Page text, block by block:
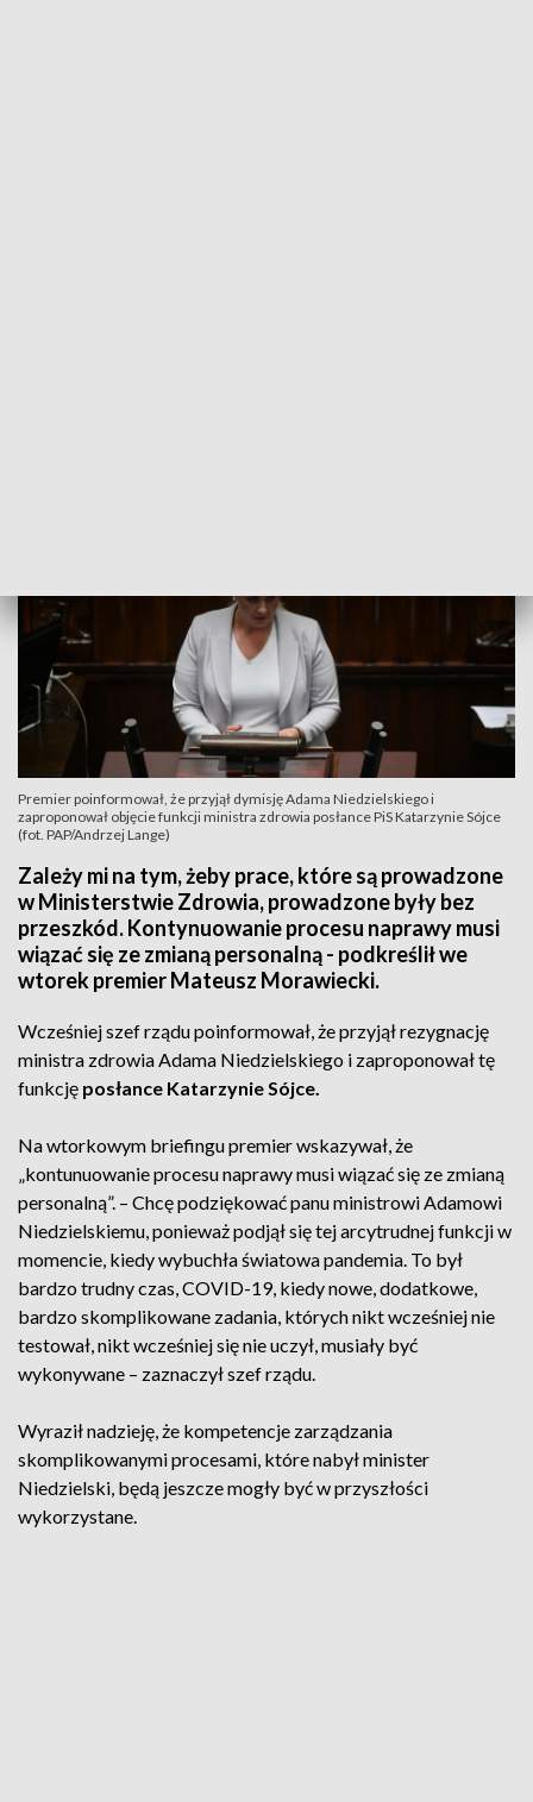
Premier poinformował, że przyjął dymisję Adama Niedzielskiego i
zaproponował objęcie funkcji ministra zdrowia posłance PiS Katarzynie Sójce
(fot. PAP/Andrzej Lange)
Zależy mi na tym, żeby prace, które są prowadzone
w Ministerstwie Zdrowia, prowadzone były bez
przeszkód. Kontynuowanie procesu naprawy musi
wiązać się ze zmianą personalną - podkreślił we
wtorek premier Mateusz Morawiecki.
Wcześniej szef rządu poinformował, że przyjął rezygnację
ministra zdrowia Adama Niedzielskiego i zaproponował tę
funkcję posłance Katarzynie Sójce.
Na wtorkowym briefingu premier wskazywał, że
„kontunuowanie procesu naprawy musi wiązać się ze zmianą
personalną”. – Chcę podziękować panu ministrowi Adamowi
Niedzielskiemu, ponieważ podjął się tej arcytrudnej funkcji w
momencie, kiedy wybuchła światowa pandemia. To był
bardzo trudny czas, COVID-19, kiedy nowe, dodatkowe,
bardzo skomplikowane zadania, których nikt wcześniej nie
testował, nikt wcześniej się nie uczył, musiały być
wykonywane – zaznaczył szef rządu.
Wyraził nadzieję, że kompetencje zarządzania
skomplikowanymi procesami, które nabył minister
Niedzielski, będą jeszcze mogły być w przyszłości
wykorzystane.